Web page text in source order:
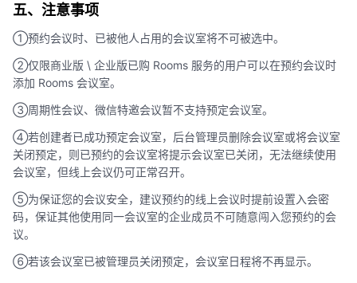
五、注意事项
①预约会议时、已被他人占用的会议室将不可被选中。
②仅限商业版 \ 企业版已购 Rooms 服务的用户可以在预约会议时
添加 Rooms 会议室。
③周期性会议、微信特邀会议暂不支持预定会议室。
④若创建者已成功预定会议室，后台管理员删除会议室或将会议室
关闭预定，则已预约的会议室将提示会议室已关闭，无法继续使用
会议室，但线上会议仍可正常召开。
⑤为保证您的会议安全，建议预约的线上会议时提前设置入会密
码，保证其他使用同一会议室的企业成员不可随意闯入您预约的会
议。
⑥若该会议室已被管理员关闭预定，会议室日程将不再显示。